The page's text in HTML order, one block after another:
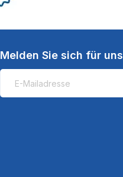
Melden Sie sich für